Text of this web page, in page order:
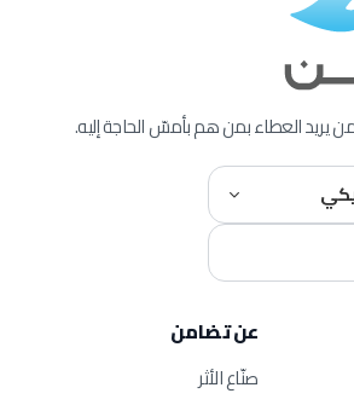
يريد العطاء بمن هم بأمسّ الحاجة إليه.
عن تضامن
صنّاع الأثر